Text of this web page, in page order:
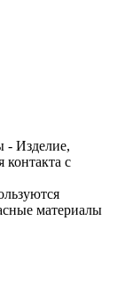
- Изделие,
контакта с
материалы